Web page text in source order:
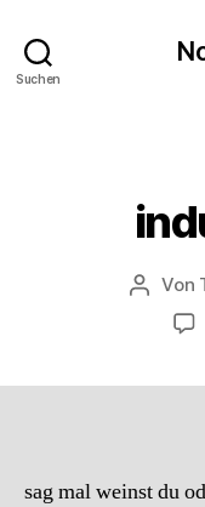
Suchen
Von
sag mal weinst du